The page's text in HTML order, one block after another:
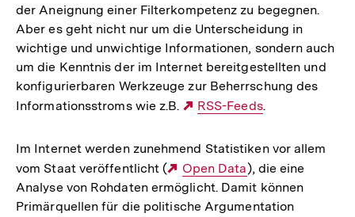
der Aneignung einer Filterkompetenz zu begegnen.
Aber es geht nicht nur um die Unterscheidung in
wichtige und unwichtige Informationen, sondern auch
um die Kenntnis der im Internet bereitgestellten und
konfigurierbaren Werkzeuge zur Beherrschung des
Informationsstroms wie z.B.
Externer
RSS-Feeds.
Im Internet werden zunehmend Statistiken vor allem
vom Staat veröffentlicht (
Externer
Link:
Open Data), die eine
Analyse von Rohdaten ermöglicht. Damit können
Primärquellen für die politische Argumentation